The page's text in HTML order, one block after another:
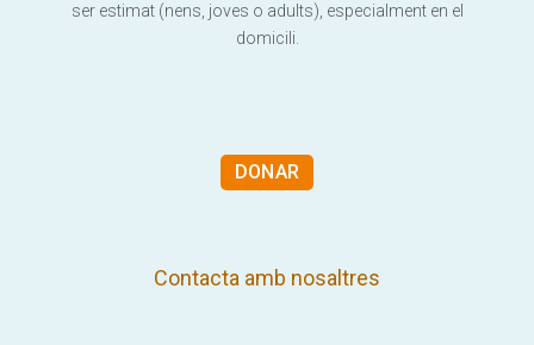
ser estimat (nens, joves o adults), especialment en el
domicili.
DONAR
Contacta amb nosaltres